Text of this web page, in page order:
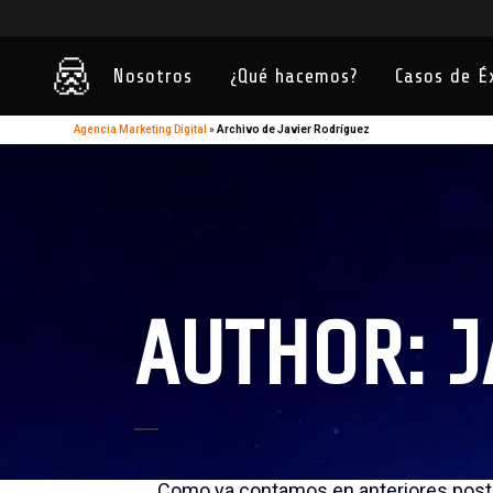
Nosotros ¿Qué hacemos? Casos de
Agencia Marketing Digital »Archivo de Javier Rodríguez
AUTHOR:
¿Qué mirar aparte del PageRank?